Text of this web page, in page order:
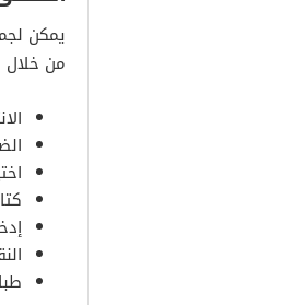
من خلال